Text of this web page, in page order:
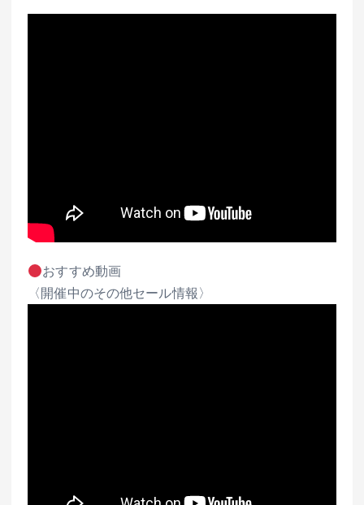
おすすめ動画
〈開催中のその他セール情報〉